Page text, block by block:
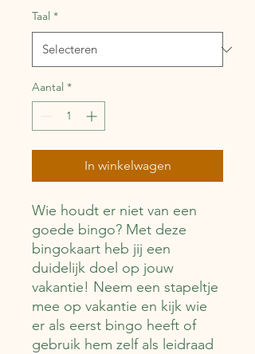
Taal *
Aantal *
In winkelwagen
Wie houdt er niet van een
goede bingo? Met deze
bingokaart heb jij een
duidelijk doel op jouw
vakantie! Neem een stapeltje
mee op vakantie en kijk wie
er als eerst bingo heeft of
gebruik hem zelf als leidraad